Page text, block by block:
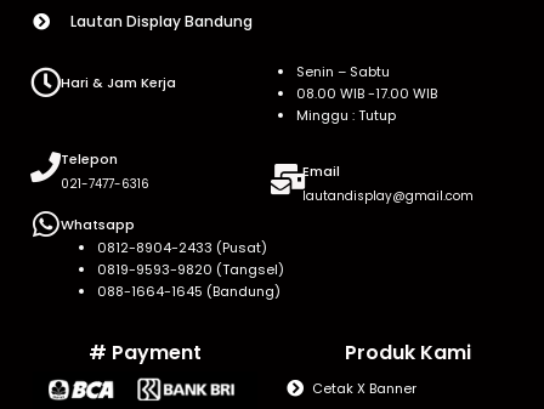
Lautan Display Bandung
Hari & Jam Kerja
Senin – Sabtu
08.00 WIB -17.00 WIB
Minggu : Tutup
Telepon
021-7477-6316
Email
lautandisplay@gmail.com
Whatsapp
0812-8904-2433 (Pusat)
0819-9593-9820 (Tangsel)
088-1664-1645 (Bandung)
# Payment Produk Kami
Cetak X Banner